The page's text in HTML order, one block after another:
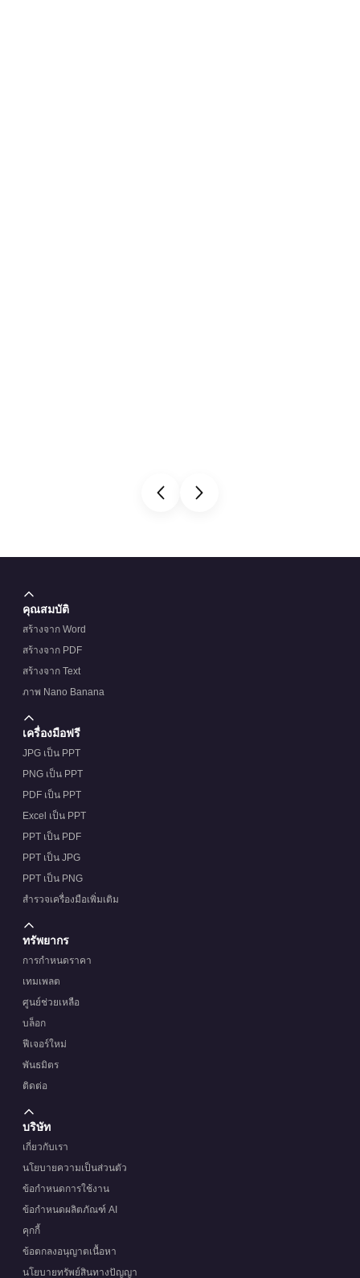
คุณสมบัติ
สร้างจาก Word
สร้างจาก PDF
สร้างจาก Text
ภาพ Nano Banana
เครื่องมือฟรี
JPG เป็น PPT
PNG เป็น PPT
PDF เป็น PPT
Excel เป็น PPT
PPT เป็น PDF
PPT เป็น JPG
PPT เป็น PNG
สำรวจเครื่องมือเพิ่มเติม
ทรัพยากร
การกำหนดราคา
เทมเพลต
ศูนย์ช่วยเหลือ
บล็อก
ฟีเจอร์ใหม่
พันธมิตร
ติดต่อ
บริษัท
เกี่ยวกับเรา
นโยบายความเป็นส่วนตัว
ข้อกำหนดการใช้งาน
ข้อกำหนดผลิตภัณฑ์ AI
คุกกี้
ข้อตกลงอนุญาตเนื้อหา
นโยบายทรัพย์สินทางปัญญา